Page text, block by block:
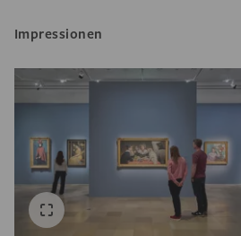
Impressionen